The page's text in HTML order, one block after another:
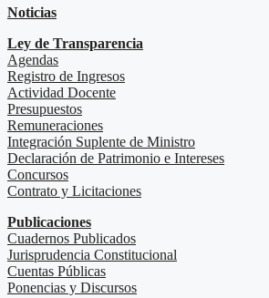
Noticias
Ley de Transparencia
Agendas
Registro de Ingresos
Actividad Docente
Presupuestos
Remuneraciones
Integración Suplente de Ministro
Declaración de Patrimonio e Intereses
Concursos
Contrato y Licitaciones
Publicaciones
Cuadernos Publicados
Jurisprudencia Constitucional
Cuentas Públicas
Ponencias y Discursos